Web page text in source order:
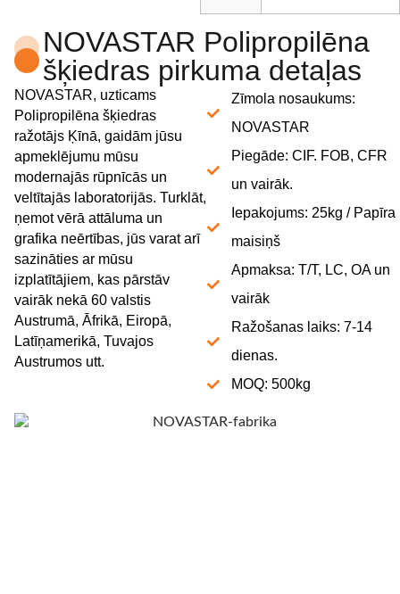
NOVASTAR Polipropilēna
šķiedras pirkuma detaļas
NOVASTAR, uzticams
Polipropilēna šķiedras
ražotājs Ķīnā, gaidām jūsu
apmeklējumu mūsu
modernajās rūpnīcās un
veltītajās laboratorijās. Turklāt,
ņemot vērā attāluma un
grafika neērtības, jūs varat arī
sazināties ar mūsu
izplatītājiem, kas pārstāv
vairāk nekā 60 valstis
Austrumā, Āfrikā, Eiropā,
Latīņamerikā, Tuvajos
Austrumos utt.
Zīmola nosaukums:
NOVASTAR
Piegāde: CIF. FOB, CFR
un vairāk.
Iepakojums: 25kg / Papīra
maisiņš
Apmaksa: T/T, LC, OA un
vairāk
Ražošanas laiks: 7-14
dienas.
MOQ: 500kg